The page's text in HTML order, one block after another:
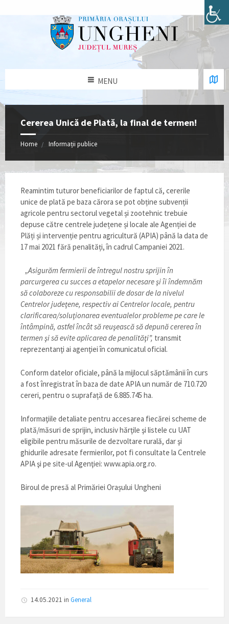
MENU
Cererea Unică de Plată, la final de termen!
Home Informații publice
Reamintim tuturor beneficiarilor de faptul că, cererile
unice de plată pe baza cărora se pot obține subvenții
agricole pentru sectorul vegetal și zootehnic trebuie
depuse către centrele județene și locale ale Agenției de
Plăți și intervenție pentru agricultură (APIA) până la data de
17 mai 2021 fără penalități, în cadrul Campaniei 2021.
„Asigurăm fermierii de întregul nostru sprijin în
parcurgerea cu succes a etapelor necesare şi îi îndemnăm
să colaboreze cu responsabilii de dosar de la nivelul
Centrelor judeţene, respectiv ai Centrelor locale, pentru
clarificarea/soluţionarea eventualelor probleme pe care le
întâmpină, astfel încât să reuşească să depună cererea în
termen şi să evite aplicarea de penalităţi”, transmit
reprezentanţi ai agenţiei în comunicatul oficial.
Conform datelor oficiale, până la mijlocul săptămânii în curs
a fost înregistrat în baza de date APIA un număr de 710.720
cereri, pentru o suprafață de 6.885.745 ha.
Informaţiile detaliate pentru accesarea fiecărei scheme de
plată/măsuri de sprijin, inclusiv hărţile şi listele cu UAT
eligibile pentru măsurile de dezvoltare rurală, dar şi
ghidurile adresate fermierilor, pot fi consultate la Centrele
APIA şi pe site-ul Agenţiei: www.apia.org.ro.
Biroul de presă al Primăriei Orașului Ungheni
14.05.2021 in General